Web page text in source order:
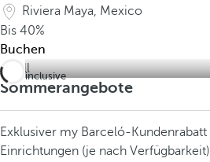
Riviera Maya, Mexico
Bis 40%
Buchen
All inclusive
Sommerangebote
Exklusiver my Barceló-Kundenrabatt
Einrichtungen (je nach Verfügbarkeit)